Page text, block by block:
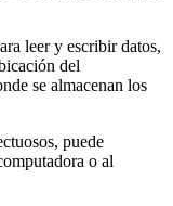
leer y escribir datos,
del
se almacenan los
puede
o al